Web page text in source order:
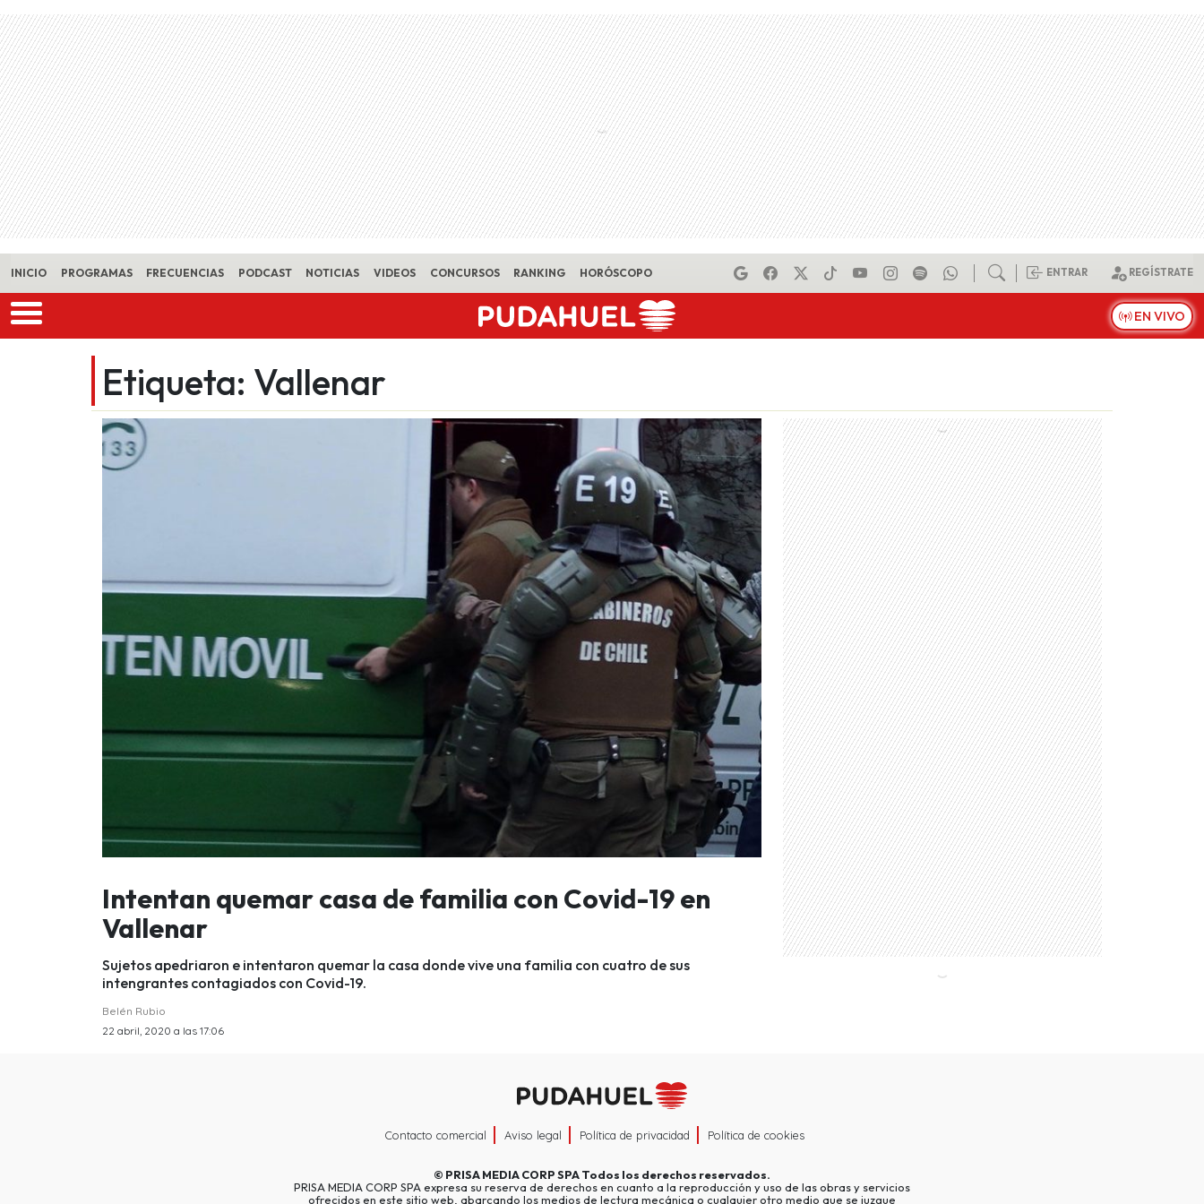
Skip to main content
INICIO PROGRAMAS FRECUENCIAS PODCAST NOTICIAS VIDEOS CONCURSOS RANKING HORÓSCOPO ENTRAR REGÍSTRATE
EN VIVO
Etiqueta: Vallenar
Intentan quemar casa de familia con Covid-19 en
Vallenar
Sujetos apedriaron e intentaron quemar la casa donde vive una familia con cuatro de sus
intengrantes contagiados con Covid-19.
Belén Rubio
22 abril, 2020 a las 17:06
Contacto comercial Aviso legal Política de privacidad Política de cookies
© PRISA MEDIA CORP SPATodos los derechos reservados.
PRISA MEDIA CORP SPA expresa su reserva de derechos en cuanto a la reproducción y uso de las obras y servicios
ofrecidos en este sitio web, abarcando los medios de lectura mecánica o cualquier otro medio que se juzgue